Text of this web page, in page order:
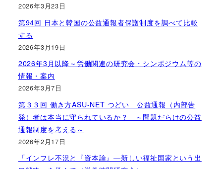
2026年3月23日
第94回 日本と韓国の公益通報者保護制度を調べて比較
する
2026年3月19日
2026年3月以降～労働関連の研究会・シンポジウム等の
情報・案内
2026年3月7日
第３３回 働き方ASU-NET つどい 公益通報（内部告
発）者は本当に守られているか？ ～問題だらけの公益
通報制度を考える～
2026年2月17日
「インフレ不況と『資本論』―新しい福祉国家という出